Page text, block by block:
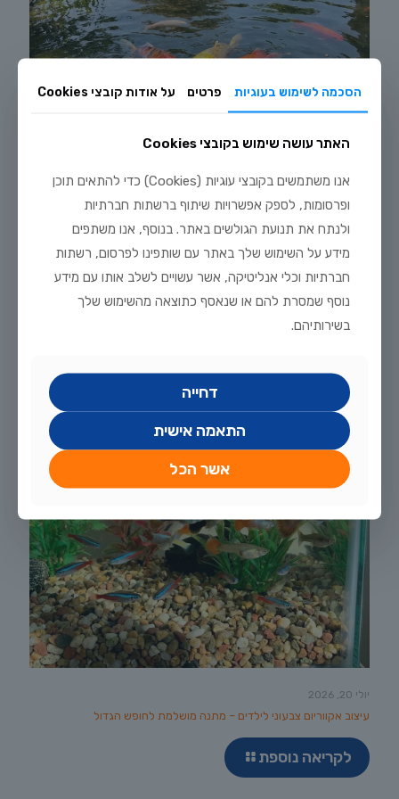
מדריך טיפוח דגי זהב וקוי בבריכת נוי: תנאים, תזונה ומניעת מחלות
יולי 20, 2026
עיצוב אקווריום צבעוני לילדים – מתנה מושלמת לחופש הגדול
לקריאה נוספת
הסכמה לשימוש בעוגיות פרטים על אודות קובצי Cookies
האתר עושה שימוש בקובצי Cookies
אנו משתמשים בקובצי עוגיות (Cookies) כדי להתאים תוכן
ופרסומות, לספק אפשרויות שיתוף ברשתות חברתיות
ולנתח את תנועת הגולשים באתר. בנוסף, אנו משתפים
מידע על השימוש שלך באתר עם שותפינו לפרסום, רשתות
חברתיות וכלי אנליטיקה, אשר עשויים לשלב אותו עם מידע
נוסף שמסרת להם או שנאסף כתוצאה מהשימוש שלך
בשירותיהם.
דחייה
התאמה אישית
אשר הכל